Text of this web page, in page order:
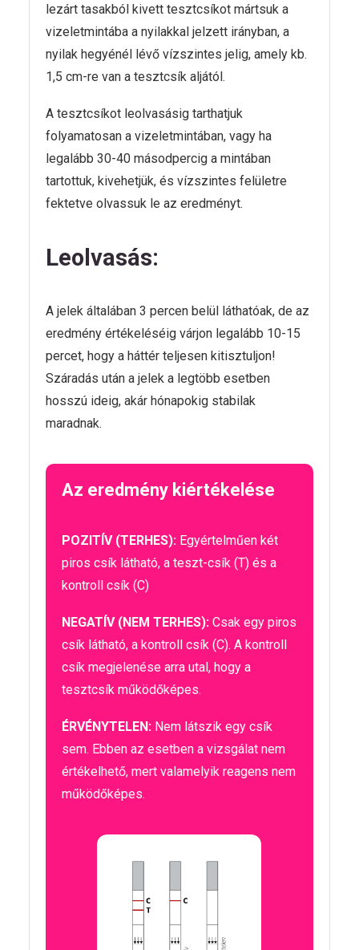
lezárt tasakból kivett tesztcsíkot mártsuk a
vizeletmintába a nyilakkal jelzett irányban, a
nyilak hegyénél lévő vízszintes jelig, amely kb.
1,5 cm-re van a tesztcsík aljától.
A tesztcsíkot leolvasásig tarthatjuk
folyamatosan a vizeletmintában, vagy ha
legalább 30-40 másodpercig a mintában
tartottuk, kivehetjük, és vízszintes felületre
fektetve olvassuk le az eredményt.
Leolvasás:
A jelek általában 3 percen belül láthatóak, de az
eredmény értékeléséig várjon legalább 10-15
percet, hogy a háttér teljesen kitisztuljon!
Száradás után a jelek a legtöbb esetben
hosszú ideig, akár hónapokig stabilak
maradnak.
Az eredmény kiértékelése
POZITÍV (TERHES): Egyértelműen két
piros csík látható, a teszt-csík (T) és a
kontroll csík (C)
NEGATÍV (NEM TERHES): Csak egy piros
csík látható, a kontroll csík (C). A kontroll
csík megjelenése arra utal, hogy a
tesztcsík működőképes.
ÉRVÉNYTELEN: Nem látszik egy csík
sem. Ebben az esetben a vizsgálat nem
értékelhető, mert valamelyik reagens nem
működőképes.